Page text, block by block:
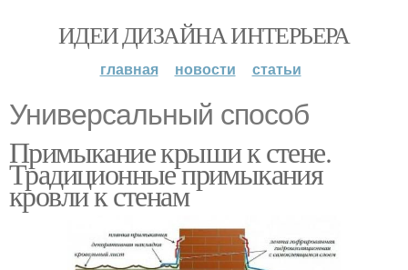
ИДЕИ ДИЗАЙНА ИНТЕРЬЕРА
главная новости статьи
Универсальный способ
Примыкание крыши к стене.
Традиционные примыкания
кровли к стенам